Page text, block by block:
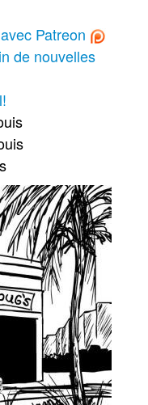
Patreon
de nouvelles